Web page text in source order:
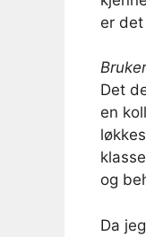
er
Det
en
og
Da